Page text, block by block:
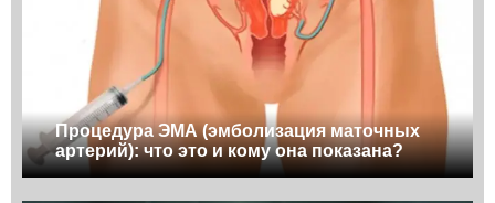
Процедура ЭМА (эмболизация маточных
артерий): что это и кому она показана?